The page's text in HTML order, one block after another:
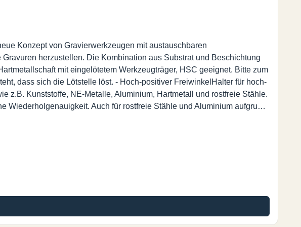
Konzept von Gravierwerkzeugen mit austauschbaren
herzustellen. Die Kombination aus Substrat und Beschichtung
mit eingelötetem Werkzeugträger, HSC geeignet. Bitte zum
dass sich die Lötstelle löst. - Hoch-positiver FreiwinkelHalter für hoch-
z.B. Kunststoffe, NE-Metalle, Aluminium, Hartmetall und rostfreie Stähle.
Auch für rostfreie Stähle und Aluminium aufgrund